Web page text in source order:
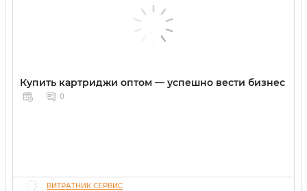
Купить картриджи оптом — успешно вести бизнес
0
ВИТРАТНИК СЕРВИС